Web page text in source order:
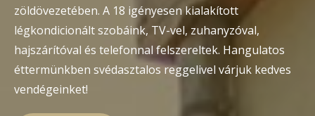
zöldövezetében. A 18 igényesen kialakított
légkondicionált szobáink, TV-vel, zuhanyzóval,
hajszárítóval és telefonnal felszereltek. Hangulatos
éttermünkben svédasztalos reggelivel várjuk kedves
vendégeinket!